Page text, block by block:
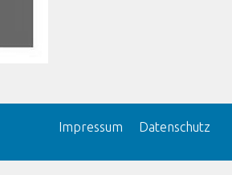
Impressum Datenschutz